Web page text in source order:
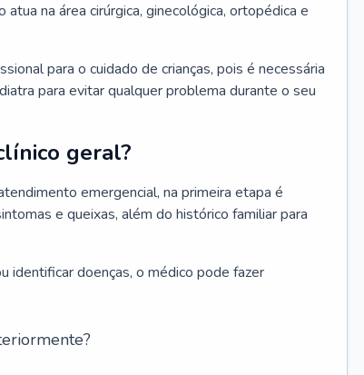
na área cirúrgica, ginecológica, ortopédica e
para o cuidado de crianças, pois é necessária
para evitar qualquer problema durante o seu
geral?
emergencial, na primeira etapa é
e queixas, além do histórico familiar para
identificar doenças, o médico pode fazer